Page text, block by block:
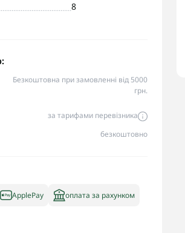
8
Безкоштовна при замовленні від 5000
грн.
за тарифами перевізника
безкоштовно
ApplePay оплата за рахунком